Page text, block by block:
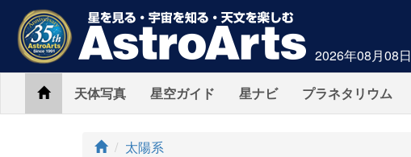
2026年08月08日
Home天体写真 星空ガイド 星ナビ プラネタリウム
ト 太陽系